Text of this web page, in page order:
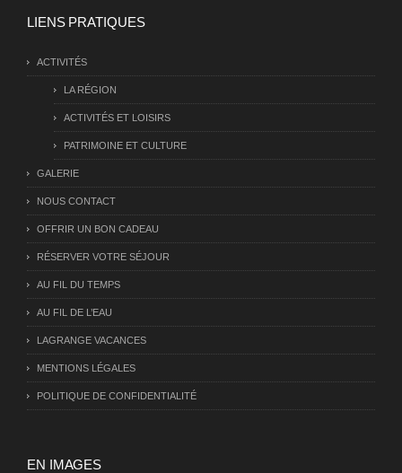
LIENS PRATIQUES
ACTIVITÉS
LA RÉGION
ACTIVITÉS ET LOISIRS
PATRIMOINE ET CULTURE
GALERIE
NOUS CONTACT
OFFRIR UN BON CADEAU
RÉSERVER VOTRE SÉJOUR
AU FIL DU TEMPS
AU FIL DE L’EAU
LAGRANGE VACANCES
MENTIONS LÉGALES
POLITIQUE DE CONFIDENTIALITÉ
EN IMAGES